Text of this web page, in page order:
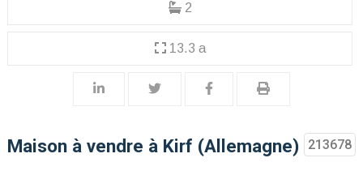
2
13.3 a
Maison à vendre à Kirf (Allemagne) 213678